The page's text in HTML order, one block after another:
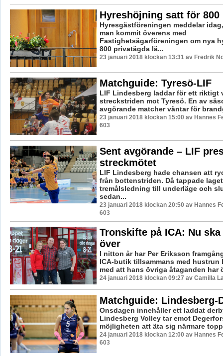
Hyreshöjning satt för 800
Hyresgästföreningen meddelar
man kommit överens med
Fastighetsägarföreningen om nya
800 privatägda lä...
23 januari 2018 klockan 13:31 av Fredrik
Matchguide: Tyresö-LIF
LIF Lindesberg laddar för ett riktigt
streckstriden mot Tyresö. En av
avgörande matcher väntar för
23 januari 2018 klockan 15:00 av Hannes
603
Sent avgörande – LIF
streckmötet
LIF Lindesberg hade chansen att
från bottenstriden. Då tappade
tremålsledning till underläge och
sedan...
23 januari 2018 klockan 20:50 av Hannes
603
Tronskifte på ICA: Nu
över
I nitton år har Per Eriksson
ICA-butik tillsammans med hustrun
med att hans övriga åtaganden har
24 januari 2018 klockan 09:27 av Camilla
Matchguide: Lindesberg-
Onsdagen innehåller ett laddat
Lindesberg Volley tar emot
möjligheten att äta sig närmare
24 januari 2018 klockan 12:00 av Hannes
603